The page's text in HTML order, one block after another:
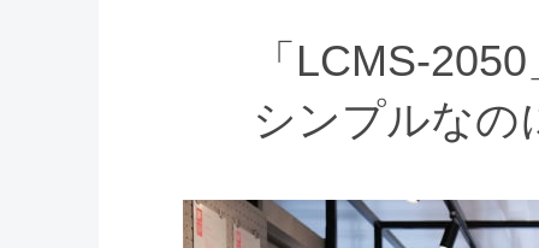
「LCMS-
シンプルなの